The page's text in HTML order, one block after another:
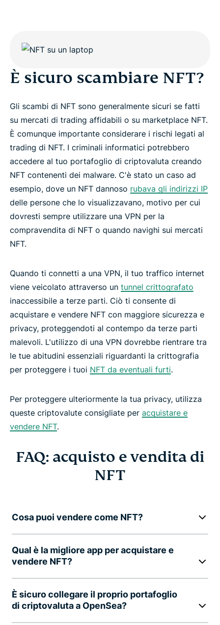
È sicuro scambiare NFT?
Gli scambi di NFT sono generalmente sicuri se fatti
su mercati di trading affidabili o su marketplace NFT.
È comunque importante considerare i rischi legati al
trading di NFT. I criminali informatici potrebbero
accedere al tuo portafoglio di criptovaluta creando
NFT contenenti dei malware. C'è stato un caso ad
esempio, dove un NFT dannoso rubava gli indirizzi IP
delle persone che lo visualizzavano, motivo per cui
dovresti sempre utilizzare una VPN per la
compravendita di NFT o quando navighi sui mercati
NFT.
Quando ti connetti a una VPN, il tuo traffico internet
viene veicolato attraverso un tunnel crittografato
inaccessibile a terze parti. Ciò ti consente di
acquistare e vendere NFT con maggiore sicurezza e
privacy, proteggendoti al contempo da terze parti
malevoli. L'utilizzo di una VPN dovrebbe rientrare tra
le tue abitudini essenziali riguardanti la crittografia
per proteggere i tuoi NFT da eventuali furti.
Per proteggere ulteriormente la tua privacy, utilizza
queste criptovalute consigliate per acquistare e
vendere NFT.
FAQ: acquisto e vendita di
NFT
Cosa puoi vendere come NFT?
Qual è la migliore app per acquistare e
vendere NFT?
È sicuro collegare il proprio portafoglio
di criptovaluta a OpenSea?